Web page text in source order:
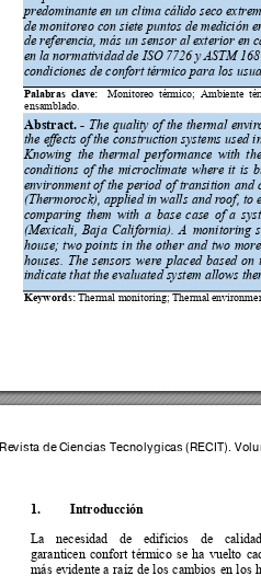
predominante en un clima cálido seco
de monitoreo con siete puntos de medición
de referencia, más un sensor al exterior en
en la normatividad de ISO 7726 y ASTM
condiciones de confort térmico para los
Palabras clave: Monitoreo térmico; Ambiente
ensamblado.
Abstract. - The quality of the thermal
the effects of the construction systems used
Knowing the thermal performance with
conditions of the microclimate where it is
environment of the period of transition and
(Thermorock), applied in walls and roof, to
comparing them with a base case of a
(Mexicali, Baja California). A monitoring
house; two points in the other and two
houses. The sensors were placed based on
indicate that the evaluated system allows
Keywords: Thermal monitoring; Thermal environm
Revista de Ciencias Tecnológicas (RECIT). V
1. Introducción
La necesidad de edificios de
garanticen confort térmico se ha vuelto
más evidente a raíz de los cambios en los